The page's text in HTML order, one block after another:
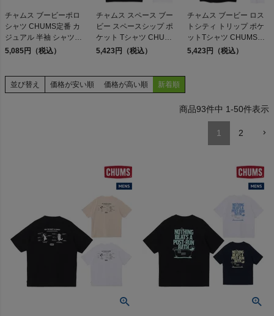
検索
商品が見つからない方はこちら
HOKA
もっと見る
チャムス ブービーポロ
シャツ CHUMS定番 カ
ジュアル 半袖 シャツ
CHUMS Booby Polo
5,085円（税込）
チャムス スペース ブー
ビー スペースシップ ポ
ケット Tシャツ CHUMS
Space Booby Spaceship
5,423円（税込）
チャムス ブービー ロス
トシティ トリップ ポケ
ットTシャツ CHUMS
Booby Lost City Trip
5,423円（税込）
並び替え 価格が安い順 価格が高い順 新着順
93件中 1-50件表示
1 2